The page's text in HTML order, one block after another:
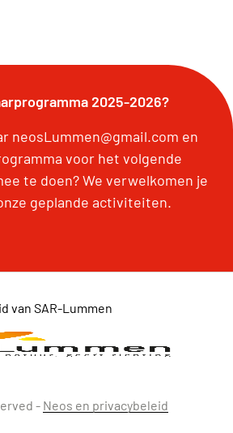
2025-2026?
neosLummen@gmail.com en
voor het volgende
te doen? We verwelkomen je
geplande activiteiten.
van SAR-Lummen
- Neos en privacybeleid